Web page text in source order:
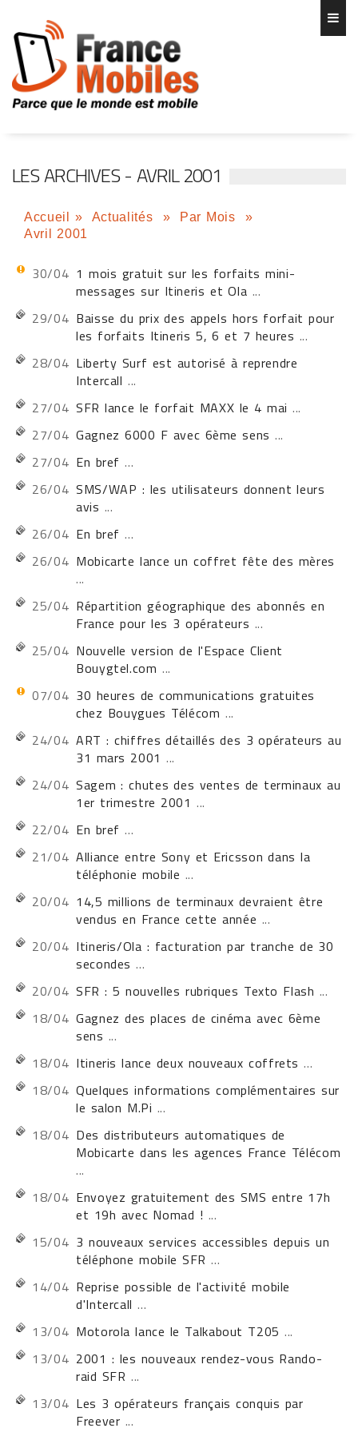
LES ARCHIVES - AVRIL 2001
Accueil » Actualités » Par Mois
»
Avril 2001
30/04 1 mois gratuit sur les forfaits mini-
messages sur Itineris et Ola ...
29/04 Baisse du prix des appels hors forfait pour
les forfaits Itineris 5, 6 et 7 heures ...
28/04 Liberty Surf est autorisé à reprendre
Intercall ...
27/04 SFR lance le forfait MAXX le 4 mai ...
27/04 Gagnez 6000 F avec 6ème sens ...
27/04 En bref ...
26/04 SMS/WAP : les utilisateurs donnent leurs
avis ...
26/04 En bref ...
26/04 Mobicarte lance un coffret fête des mères
...
25/04 Répartition géographique des abonnés en
France pour les 3 opérateurs ...
25/04 Nouvelle version de l'Espace Client
Bouygtel.com ...
07/04 30 heures de communications gratuites
chez Bouygues Télécom ...
24/04 ART : chiffres détaillés des 3 opérateurs au
31 mars 2001 ...
24/04 Sagem : chutes des ventes de terminaux au
1er trimestre 2001 ...
22/04 En bref ...
21/04 Alliance entre Sony et Ericsson dans la
téléphonie mobile ...
20/04 14,5 millions de terminaux devraient être
vendus en France cette année ...
20/04 Itineris/Ola : facturation par tranche de 30
secondes ...
20/04 SFR : 5 nouvelles rubriques Texto Flash ...
18/04 Gagnez des places de cinéma avec 6ème
sens ...
18/04 Itineris lance deux nouveaux coffrets ...
18/04 Quelques informations complémentaires sur
le salon M.Pi ...
18/04 Des distributeurs automatiques de
Mobicarte dans les agences France Télécom
...
18/04 Envoyez gratuitement des SMS entre 17h
et 19h avec Nomad ! ...
15/04 3 nouveaux services accessibles depuis un
téléphone mobile SFR ...
14/04 Reprise possible de l'activité mobile
d'Intercall ...
13/04 Motorola lance le Talkabout T205 ...
13/04 2001 : les nouveaux rendez-vous Rando-
raid SFR ...
13/04 Les 3 opérateurs français conquis par
Freever ...